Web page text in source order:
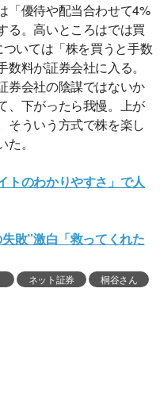
「優待や配当合わせて4%
る。高いところはでは買
いては「株を買うと手数
料が証券会社に入る。
券会社の陰謀ではないか
、下がったら我慢。上が
そういう方式で株を楽し
。
のわかりやすさ」で人
敗”激白「救ってくれた
ネット証券 桐谷さん